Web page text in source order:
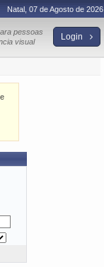
Natal, 07 de Agosto de 2026
pessoas
visual
Login